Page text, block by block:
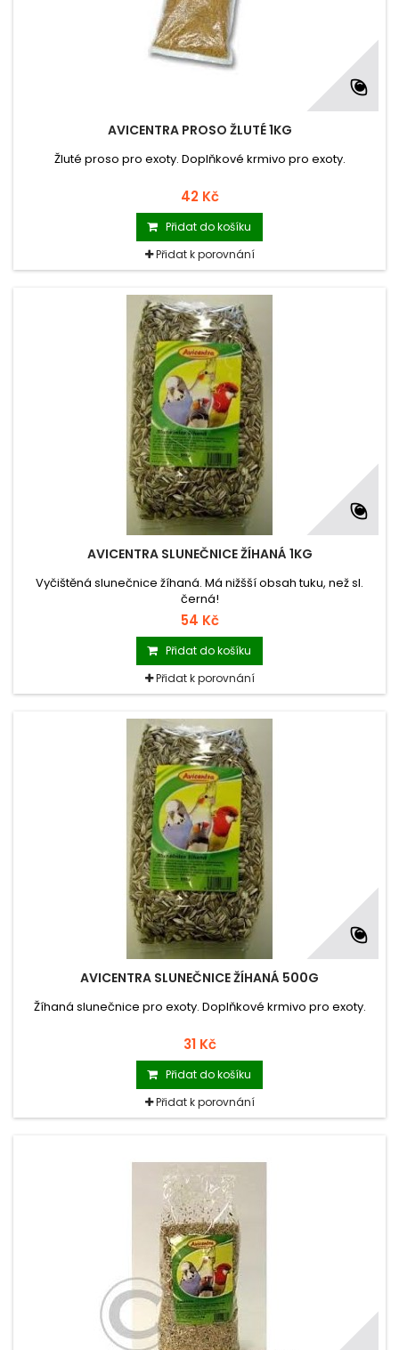
AVICENTRA PROSO ŽLUTÉ 1KG
Žluté proso pro exoty. Doplňkové krmivo pro exoty.
42 Kč
Přidat do košíku
Přidat k porovnání
AVICENTRA SLUNEČNICE ŽÍHANÁ 1KG
Vyčištěná slunečnice žíhaná. Má nižšší obsah tuku, než sl.
černá!
54 Kč
Přidat do košíku
Přidat k porovnání
AVICENTRA SLUNEČNICE ŽÍHANÁ 500G
Žíhaná slunečnice pro exoty. Doplňkové krmivo pro exoty.
31 Kč
Přidat do košíku
Přidat k porovnání